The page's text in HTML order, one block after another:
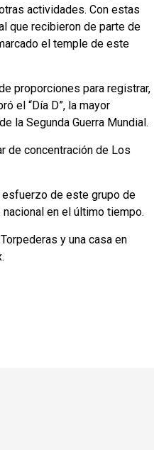
actividades. Con estas
que recibieron de parte de
el temple de este
proporciones para registrar,
el “Día D”, la mayor
la Segunda Guerra Mundial.
de concentración de Los
esfuerzo de este grupo de
en el último tiempo.
y una casa en